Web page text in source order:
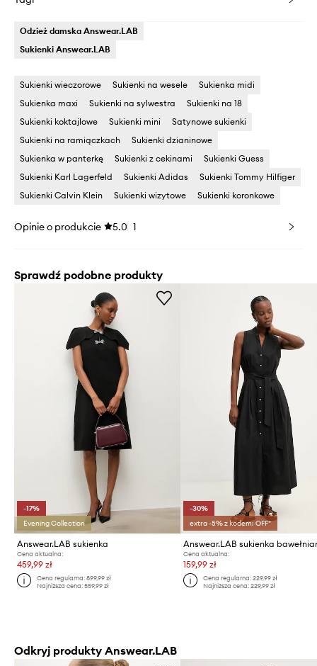
Odzież damska Answear.LAB
Sukienki Answear.LAB
Sukienki wieczorowe Sukienki na wesele
Sukienka midi
Sukienka maxi
Sukienki na sylwestra
Sukienki na 18
Sukienki koktajlowe
Sukienki mini
Satynowe sukienki
Sukienki na ramiączkach
Sukienki dzianinowe
Sukienka w panterkę
Sukienki z cekinami
Sukienki Guess
Sukienki Karl Lagerfeld
Sukienki Adidas
Sukienki Tommy Hilfiger
Sukienki Calvin Klein
Sukienki wizytowe Sukienki koronkowe
Opinie o produkcie 5.0 1
Sprawdź podobne produkty
-17%
Evening Collection
Answear.LAB sukienka
Cena aktualna:
459,99 zł
Cena regularna:899,99 zł
Najniższa cena:559,99 zł
-30%
extra -5% z kodem: OFF*
Answear.LAB sukienka
Cena aktualna:
159,99 zł
Cena regularna: 229,99 zł
Najniższa cena: 229,99 zł
Odkryj produkty Answear.LAB